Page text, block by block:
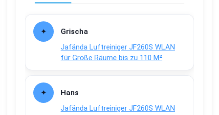
Grischa
Jafända Luftreiniger JF260S WLAN
für Große Räume bis zu 110 M²
Hans
Jafända Luftreiniger JF260S WLAN